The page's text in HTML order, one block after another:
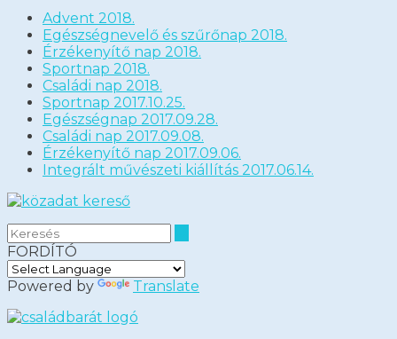
Advent 2018.
Egészségnevelő és szűrőnap 2018.
Érzékenyítő nap 2018.
Sportnap 2018.
Családi nap 2018.
Sportnap 2017.10.25.
Egészségnap 2017.09.28.
Családi nap 2017.09.08.
Érzékenyítő nap 2017.09.06.
Integrált művészeti kiállítás 2017.06.14.
FORDÍTÓ
Powered by Translate